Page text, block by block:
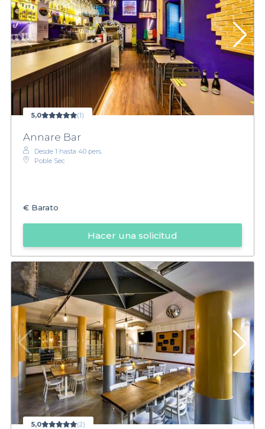
5,0 (1)
Annare Bar
Desde 1 hasta 40 pers.
Poble Sec
€ Barato
Hacer una solicitud
5,0 (2)